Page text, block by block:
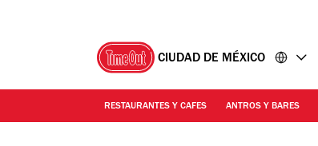
CIUDAD DE MÉXICO
RESTAURANTES Y CAFES ANTROS Y BARES